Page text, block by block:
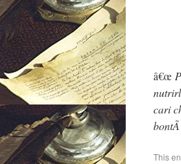
â€œ
cari
bontÃ
This